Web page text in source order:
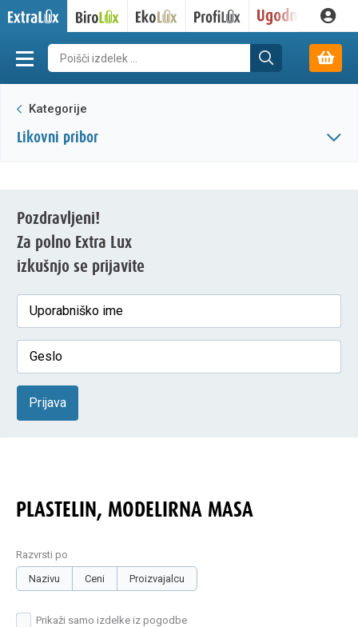
Kategorije
likovni pribor
Pozdravljeni!
Za polno Extra Lux
izkušnjo se prijavite
Prijava
PLASTELIN, MODELIRNA MASA
Razvrsti po
Nazivu
Ceni Proizvajalcu
Prikaži samo izdelke iz pogodbe